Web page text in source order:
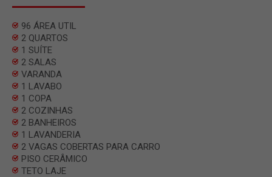
96 ÁREA UTIL
2 QUARTOS
1 SUÍTE
2 SALAS
VARANDA
1 LAVABO
1 COPA
2 COZINHAS
2 BANHEIROS
1 LAVANDERIA
2 VAGAS COBERTAS PARA CARRO
PISO CERÂMICO
TETO LAJE